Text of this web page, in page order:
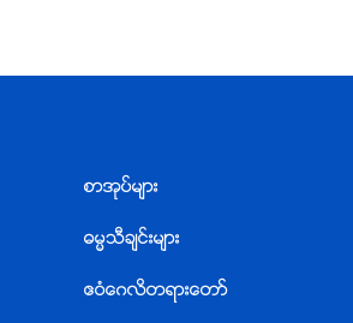
စာအုပ္မ်ား
ဓမၼသီခ်င္းမ်ား
ဧဝံေဂလိတရားေတာ္